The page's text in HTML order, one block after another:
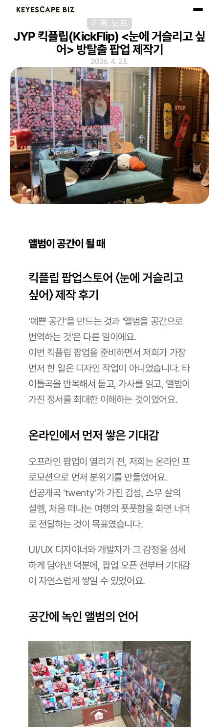
KEYESCAPE BIZ
기획 노트
JYP 킥플립(KickFlip) <눈에 거슬리고 싶
어> 방탈출 팝업 제작기
2026. 4. 23.
앨범이 공간이 될 때
킥플립 팝업스토어 〈눈에 거슬리고
싶어〉 제작 후기
'예쁜 공간'을 만드는 것과 '앨범을 공간으로
번역하는 것'은 다른 일이에요.
이번 킥플립 팝업을 준비하면서 저희가 가장
먼저 한 일은 디자인 작업이 아니었습니다. 타
이틀곡을 반복해서 듣고, 가사를 읽고, 앨범이
가진 정서를 최대한 이해하는 것이었어요.
온라인에서 먼저 쌓은 기대감
오프라인 팝업이 열리기 전, 저희는 온라인 프
로모션으로 먼저 분위기를 만들었어요.
선공개곡 'twenty'가 가진 감성, 스무 살의
설렘, 처음 떠나는 여행의 풋풋함을 화면 너머
로 전달하는 것이 목표였습니다.
UI/UX 디자이너와 개발자가 그 감정을 섬세
하게 담아낸 덕분에, 팝업 오픈 전부터 기대감
이 자연스럽게 쌓일 수 있었어요.
공간에 녹인 앨범의 언어